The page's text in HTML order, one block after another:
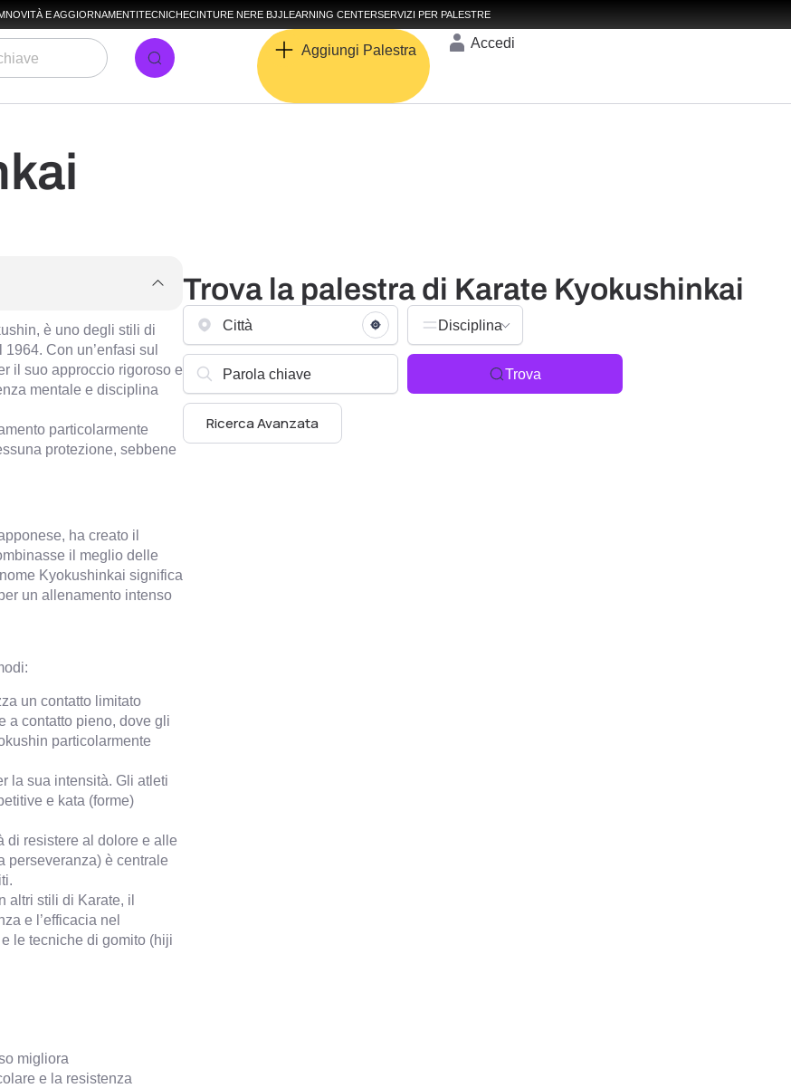
NOVITÀ E AGGIORNAMENTITECNICHECINTURE NERE BJJLEARNING CENTERSERVIZI PER PALESTRE
Aggiungi Palestra Accedi
è uno degli stili di
Con un’enfasi sul
il suo approccio rigoroso e
mentale e disciplina
particolarmente
protezione, sebbene
ha creato il
il meglio delle
Kyokushinkai significa
un allenamento intenso
un contatto limitato
a contatto pieno, dove gli
particolarmente
la sua intensità. Gli atleti
e kata (forme)
di resistere al dolore e alle
perseveranza) è centrale
altri stili di Karate, il
e l’efficacia nel
le tecniche di gomito (hiji
migliora
e la resistenza
Trova la palestra di Karate Kyokushinkai
Disciplina
Trova
Ricerca Avanzata